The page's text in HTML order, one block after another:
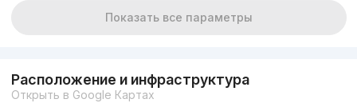
Показать все параметры
Расположение и инфраструктура
Открыть в Google Картах